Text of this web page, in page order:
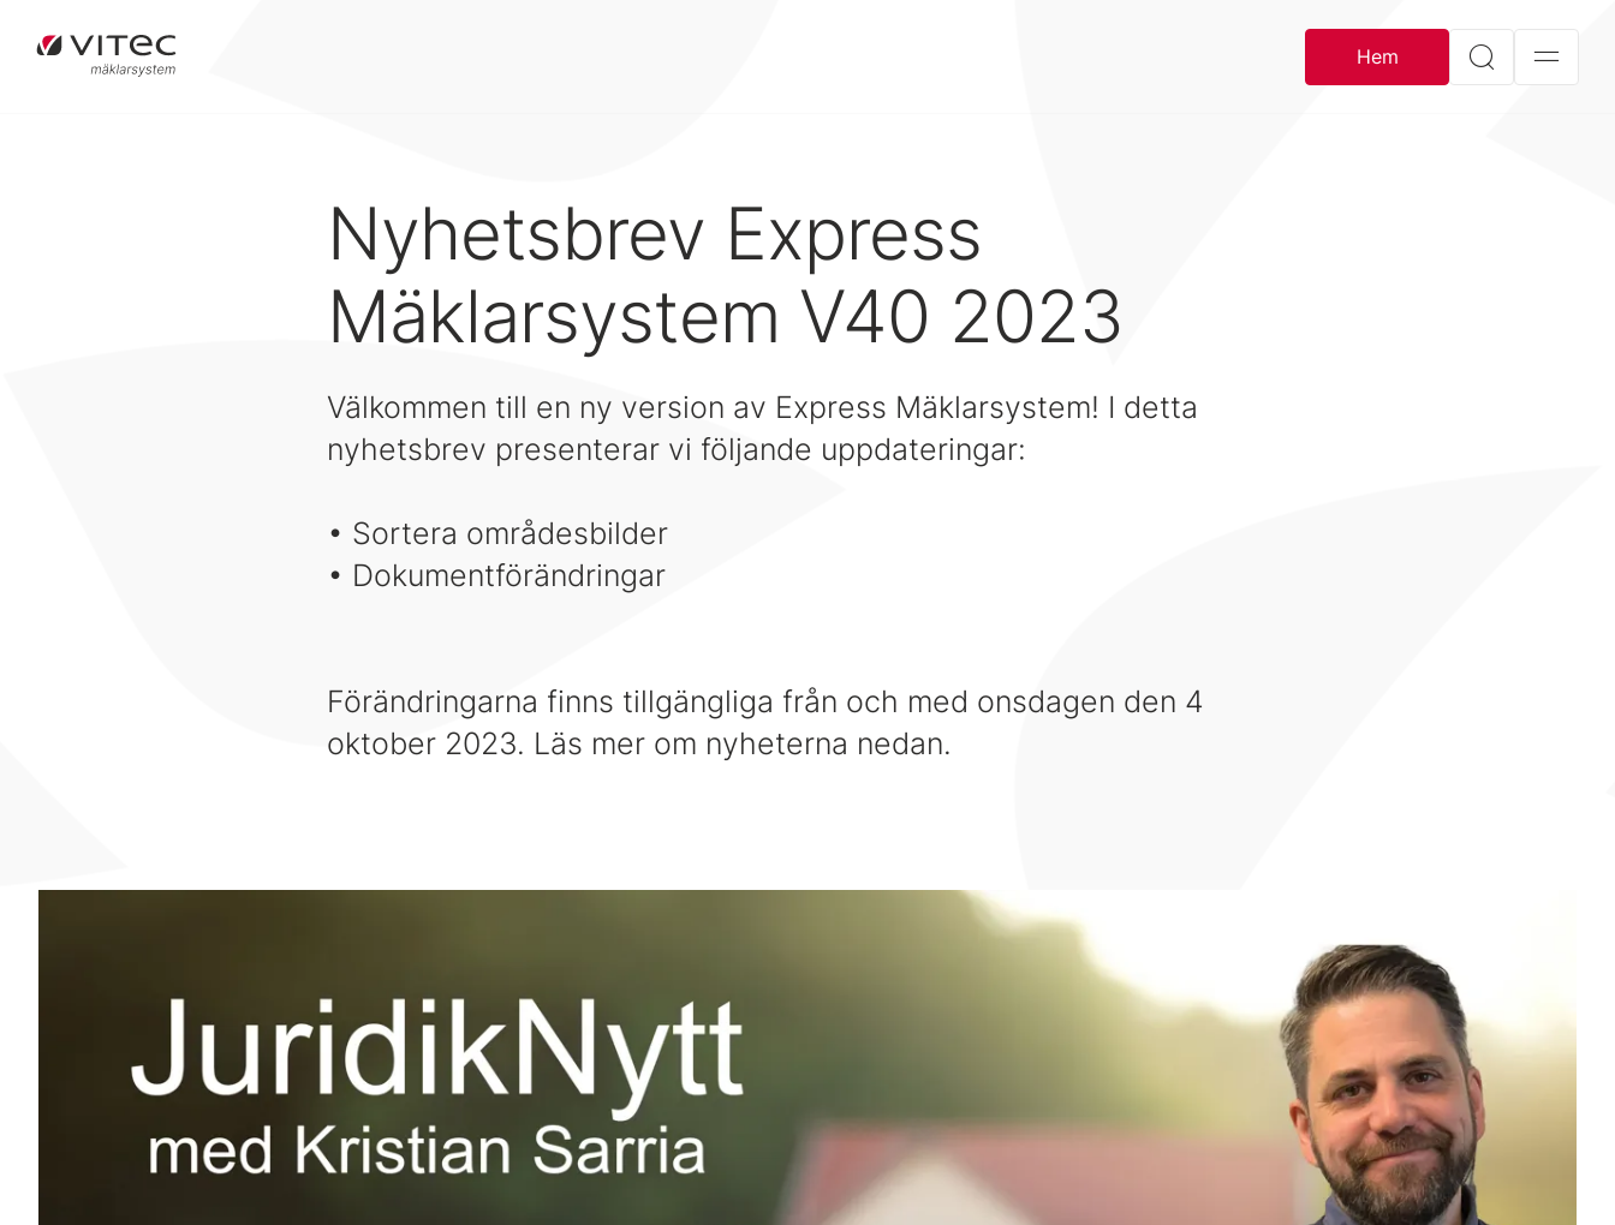
Hem
Nyhetsbrev Express
Mäklarsystem V40 2023
Välkommen till en ny version av Express Mäklarsystem! I detta
nyhetsbrev presenterar vi följande uppdateringar:
• Sortera områdesbilder
• Dokumentförändringar
Förändringarna finns tillgängliga från och med onsdagen den 4
oktober 2023. Läs mer om nyheterna nedan.